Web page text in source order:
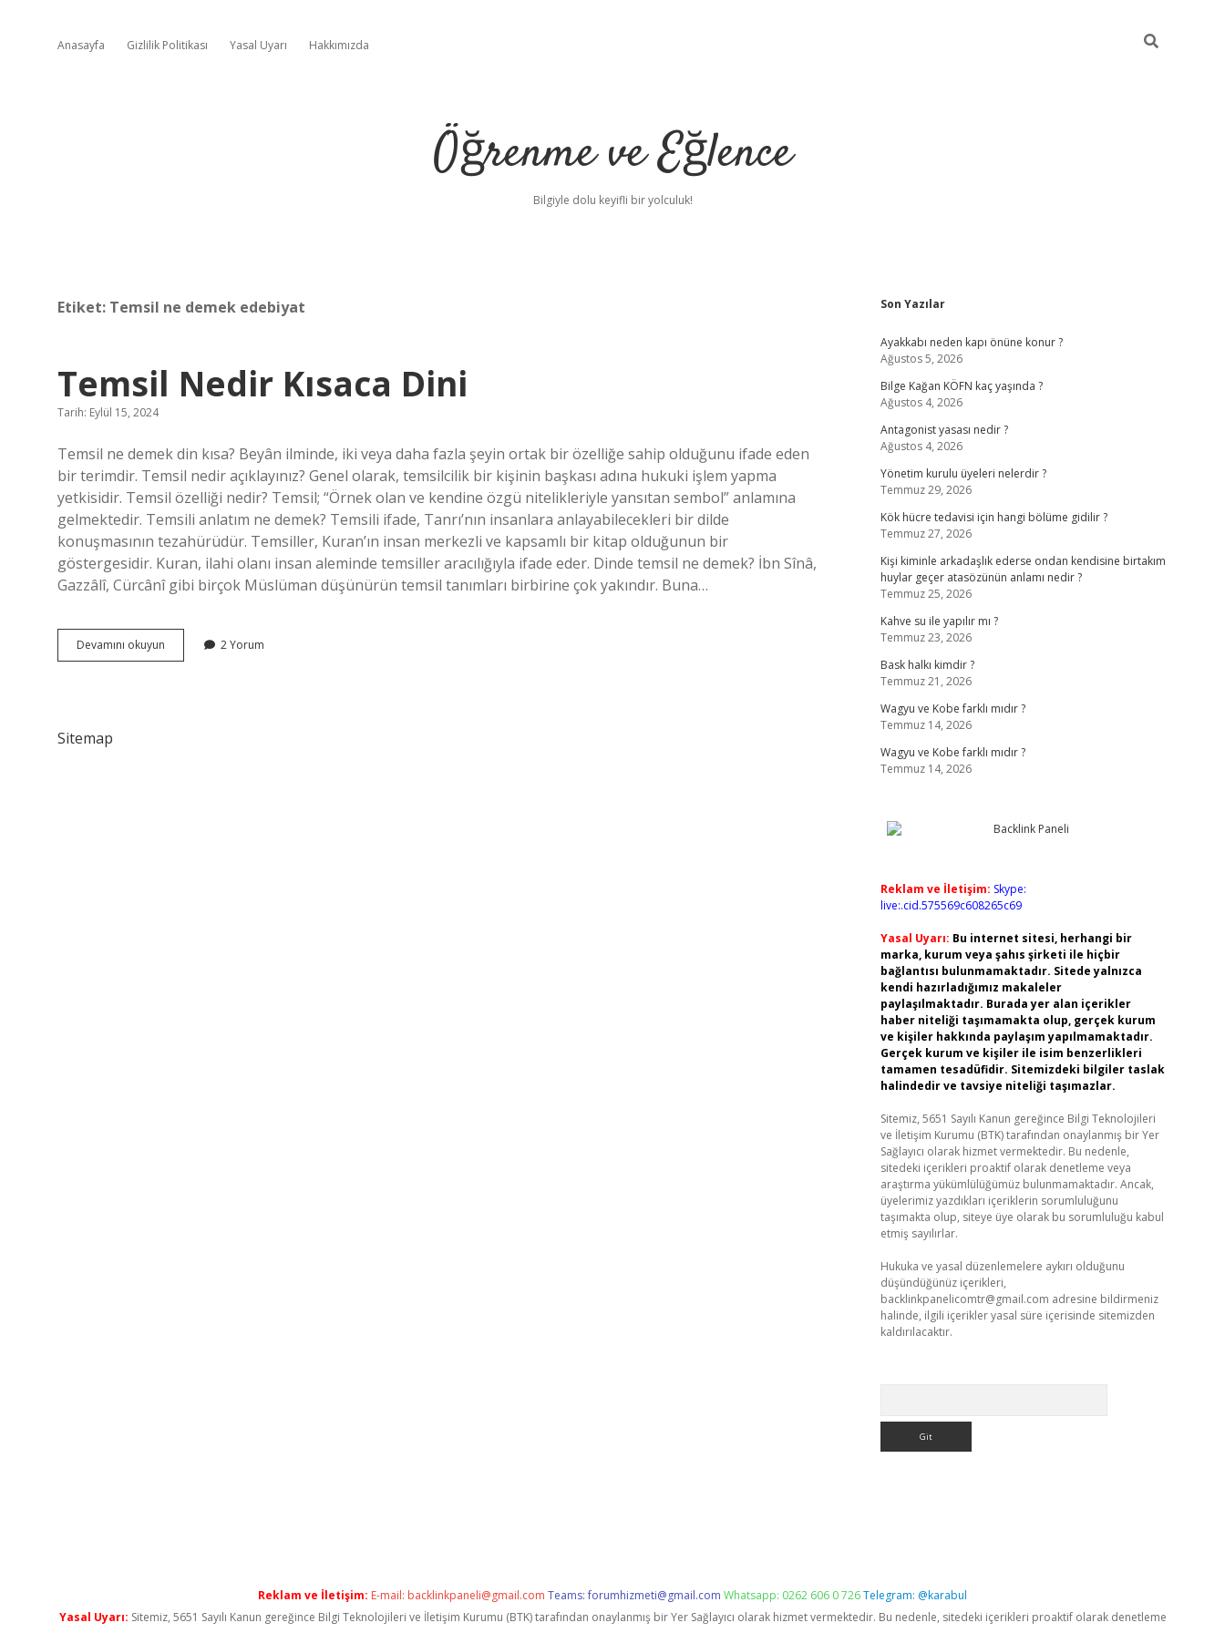
Anasayfa Gizlilik Politikası Yasal Uyarı Hakkımızda
Öğrenme ve Eğlence
Bilgiyle dolu keyifli bir yolculuk!
Etiket: Temsil ne demek edebiyat
Temsil Nedir Kısaca Dini
Tarih: Eylül 15, 2024
Temsil ne demek din kısa? Beyân ilminde, iki veya daha fazla şeyin ortak bir özelliğe sahip olduğunu ifade eden
bir terimdir. Temsil nedir açıklayınız? Genel olarak, temsilcilik bir kişinin başkası adına hukuki işlem yapma
yetkisidir. Temsil özelliği nedir? Temsil; “Örnek olan ve kendine özgü nitelikleriyle yansıtan sembol” anlamına
gelmektedir. Temsili anlatım ne demek? Temsili ifade, Tanrı’nın insanlara anlayabilecekleri bir dilde
konuşmasının tezahürüdür. Temsiller, Kuran’ın insan merkezli ve kapsamlı bir kitap olduğunun bir
göstergesidir. Kuran, ilahi olanı insan aleminde temsiller aracılığıyla ifade eder. Dinde temsil ne demek? İbn Sînâ,
Gazzâlî, Cürcânî gibi birçok Müslüman düşünürün temsil tanımları birbirine çok yakındır. Buna…
Devamını okuyun
Nedir
2 Yorum
Sitemap
Sidebar
Son Yazılar
Ayakkabı neden kapı önüne konur ?
Ağustos 5, 2026
Bilge Kağan KÖFN kaç yaşında ?
Ağustos 4, 2026
Antagonist yasası nedir ?
Ağustos 4, 2026
Yönetim kurulu üyeleri nelerdir ?
Temmuz 29, 2026
Kök hücre tedavisi için hangi bölüme gidilir ?
Temmuz 27, 2026
Kişi kiminle arkadaşlık ederse ondan kendisine birtakım
huylar geçer atasözünün anlamı nedir ?
Temmuz 25, 2026
Kahve su ile yapılır mı ?
Temmuz 23, 2026
Bask halkı kimdir ?
Temmuz 21, 2026
Wagyu ve Kobe farklı mıdır ?
Temmuz 14, 2026
Wagyu ve Kobe farklı mıdır ?
Temmuz 14, 2026
Reklam ve İletişim: Skype:
live:.cid.575569c608265c69
Yasal Uyarı: Bu internet sitesi, herhangi bir
marka, kurum veya şahıs şirketi ile hiçbir
bağlantısı bulunmamaktadır. Sitede yalnızca
kendi hazırladığımız makaleler
paylaşılmaktadır. Burada yer alan içerikler
haber niteliği taşımamakta olup, gerçek kurum
ve kişiler hakkında paylaşım yapılmamaktadır.
Gerçek kurum ve kişiler ile isim benzerlikleri
tamamen tesadüfidir. Sitemizdeki bilgiler taslak
halindedir ve tavsiye niteliği taşımazlar.
Sitemiz, 5651 Sayılı Kanun gereğince Bilgi Teknolojileri
ve İletişim Kurumu (BTK) tarafından onaylanmış bir Yer
Sağlayıcı olarak hizmet vermektedir. Bu nedenle,
sitedeki içerikleri proaktif olarak denetleme veya
araştırma yükümlülüğümüz bulunmamaktadır. Ancak,
üyelerimiz yazdıkları içeriklerin sorumluluğunu
taşımakta olup, siteye üye olarak bu sorumluluğu kabul
etmiş sayılırlar.
Hukuka ve yasal düzenlemelere aykırı olduğunu
düşündüğünüz içerikleri,
backlinkpanelicomtr@gmail.com adresine bildirmeniz
halinde, ilgili içerikler yasal süre içerisinde sitemizden
kaldırılacaktır.
Reklam ve İletişim: E-mail: backlinkpaneli@gmail.com Teams:forumhizmeti@gmail.com Whatsapp: 0262 606 0 726Telegram: @karabul
Yasal Uyarı: Sitemiz, 5651 Sayılı Kanun gereğince Bilgi Teknolojileri ve İletişim Kurumu (BTK) tarafından onaylanmış bir Yer Sağlayıcı olarak hizmet vermektedir. Bu nedenle, sitedeki içerikleri proaktif olarak denetleme